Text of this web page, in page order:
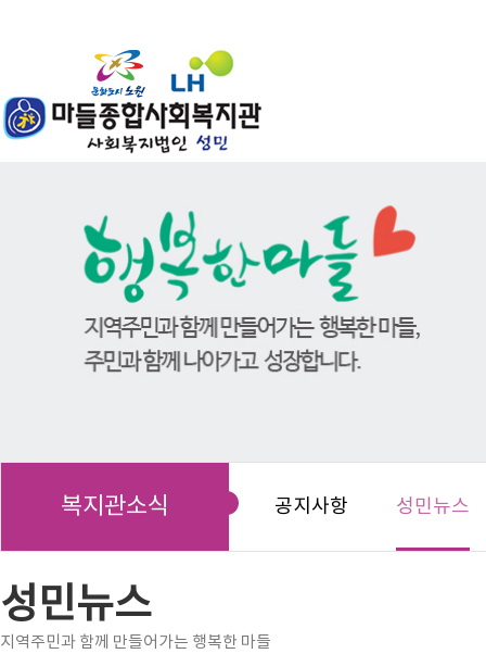
복지관소식 공지사항 성민뉴스
성민뉴스
지역주민과 함께 만들어가는 행복한 마들